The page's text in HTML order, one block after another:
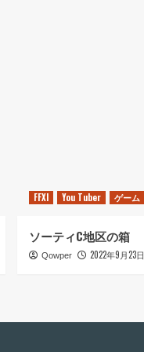
FFXI You Tuber ゲーム
ソーティC地区の箱
Qowper 2022年9月23日